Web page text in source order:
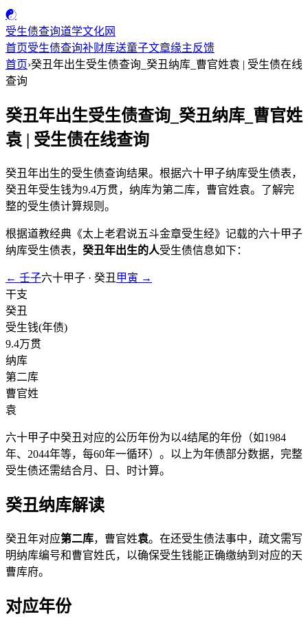
☯
受生债查询道学文化网
首页受生债查询补财库送童子文章缘主反馈
首页›癸丑年出生受生债查询_癸丑纳库_曹官姓袁 | 受生债在线
查询
癸丑年出生受生债查询_癸丑纳库_曹官姓
袁 | 受生债在线查询
癸丑年出生的受生债查询结果。根据六十甲子纳库受生债表，
癸丑年受生钱为9.4万贯，纳库为第二库，曹官姓袁。了解完
整的受生债计算规则。
根据道教经典《太上老君说五斗金章受生经》记载的六十甲子
纳库受生债表， 癸丑年出生的人受生债信息如下：
← 壬子六十甲子 · 癸丑 甲寅 →
干支
癸丑
受生钱(年债)
9.4万贯
纳库
第二库
曹官姓
袁
六十甲子中癸丑对应的公历年份为以4结尾的年份（如1984
年、2044年等，每60年一循环）。以上为年债部分数据，完整
受生债还需结合月、日、时计算。
癸丑纳库解读
癸丑年对应第二库，曹官姓袁。在还受生债法事中，疏文需写
明纳库编号和曹官姓氏，以确保受生钱能正确缴纳到对应的天
曹库府。
对应年份